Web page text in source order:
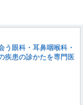
う眼科・耳鼻咽喉科・
疾患の診かたを専門医